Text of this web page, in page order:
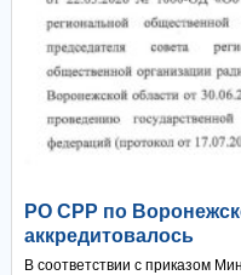
РО СРР по
аккредитовалось
В соответствии с приказом